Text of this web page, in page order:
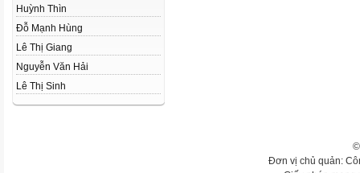
Huỳnh Thìn
Đỗ Mạnh Hùng
Lê Thị Giang
Nguyễn Văn Hải
Lê Thị Sinh
Đơn vị chủ quản: